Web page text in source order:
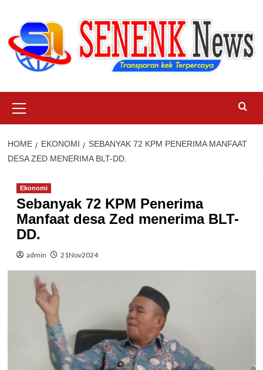
content
Menu
HOME EKONOMI
SEBANYAK 72 KPM PENERIMA MANFAAT
DESA ZED MENERIMA BLT-DD.
Ekonomi
Sebanyak 72 KPM Penerima
Manfaat desa Zed menerima BLT-
DD.
admin 21Nov2024